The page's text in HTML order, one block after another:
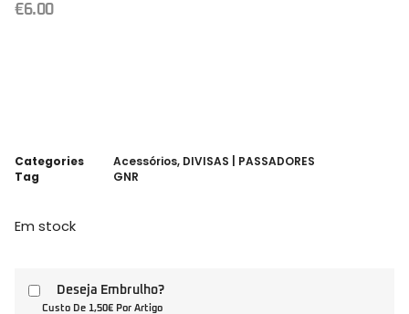
€6.00
Categories Acessórios, DIVISAS | PASSADORES
Tag
GNR
Em stock
Deseja Embrulho?
Custo De 1,50€ Por Artigo